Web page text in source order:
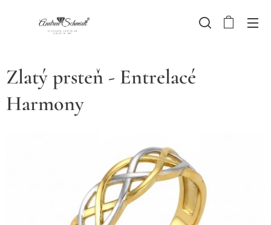
Zlatý prsteň - Entrelacé
Harmony